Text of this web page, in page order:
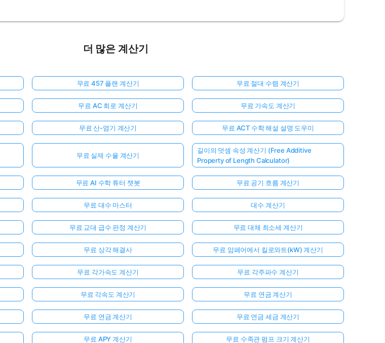
더 많은 계산기
무료 457 플랜 계산기 무료 절대 수렴 계산기
무료 AC 회로 계산기 무료 가속도 계산기
무료 산-염기 계산기 무료 ACT 수학 해설 설명 도우미
무료 실제 수율 계산기
길이의 덧셈 속성 계산기 (Free Additive
Property of Length Calculator)
무료 AI 수학 튜터 챗봇 무료 공기 흐름 계산기
무료 대수 마스터 대수 계산기
무료 교대 급수 판정 계산기 무료 대체 최소세 계산기
무료 상각 해결사 무료 암페어에서 킬로와트(kW) 계산기
무료 각가속도 계산기 무료 각주파수 계산기
무료 각속도 계산기 무료 연금 계산기
무료 연금 계산기 무료 연금 세금 계산기
무료 APY 계산기 무료 수족관 펌프 크기 계산기